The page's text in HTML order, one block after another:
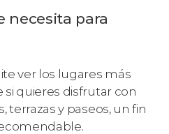
necesita para
ver los lugares más
quieres disfrutar con
terrazas y paseos, un fin